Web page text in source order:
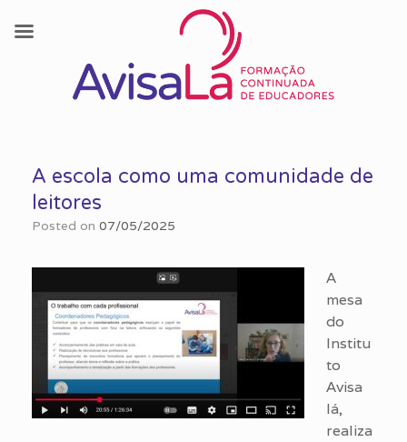
contentA escola como uma comunidade de
leitores
Posted on 07/05/2025
A
mesa
do
Institu
to
Avisa
lá,
realiza